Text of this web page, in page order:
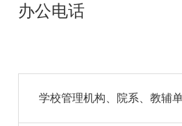
办公电话
学校管理机构、院系、教辅